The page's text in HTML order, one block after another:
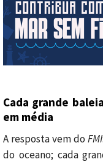
Cada grande
em média
A resposta vem do FMI
do oceano; cada